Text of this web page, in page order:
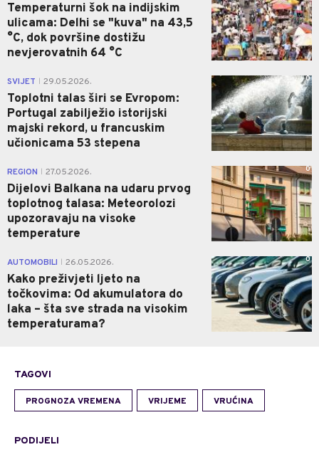
Temperaturni šok na indijskim
ulicama: Delhi se "kuva" na 43,5
°C, dok površine dostižu
nevjerovatnih 64 °C
SVIJET 29.05.2026.
Toplotni talas širi se Evropom:
Portugal zabilježio istorijski
majski rekord, u francuskim
učionicama 53 stepena
0
REGION 27.05.2026.
Dijelovi Balkana na udaru prvog
toplotnog talasa: Meteorolozi
upozoravaju na visoke
temperature
0
AUTOMOBILI 26.05.2026.
Kako preživjeti ljeto na
točkovima: Od akumulatora do
laka – šta sve strada na visokim
temperaturama?
0
TAGOVI
PROGNOZA VREMENA VRIJEME VRUĆINA
PODIJELI